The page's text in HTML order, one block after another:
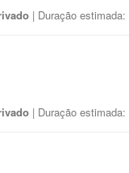
| Duração estimada:
| Duração estimada: